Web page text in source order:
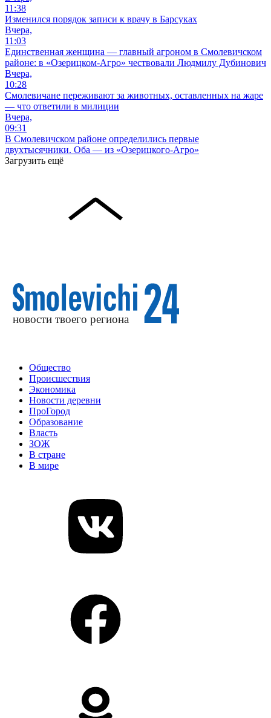
11:38
Изменился порядок записи к врачу в Барсуках
Вчера,
11:03
Единственная женщина — главный агроном в Смолевичском
районе: в «Озерицком-Агро» чествовали Людмилу Дубинович
Вчера,
10:28
Смолевичане переживают за животных, оставленных на жаре
— что ответили в милиции
Вчера,
09:31
В Смолевичском районе определились первые
двухтысячники. Оба — из «Озерицкого-Агро»
Загрузить ещё
Общество
Происшествия
Экономика
Новости деревни
ПроГород
Образование
Власть
ЗОЖ
В стране
В мире